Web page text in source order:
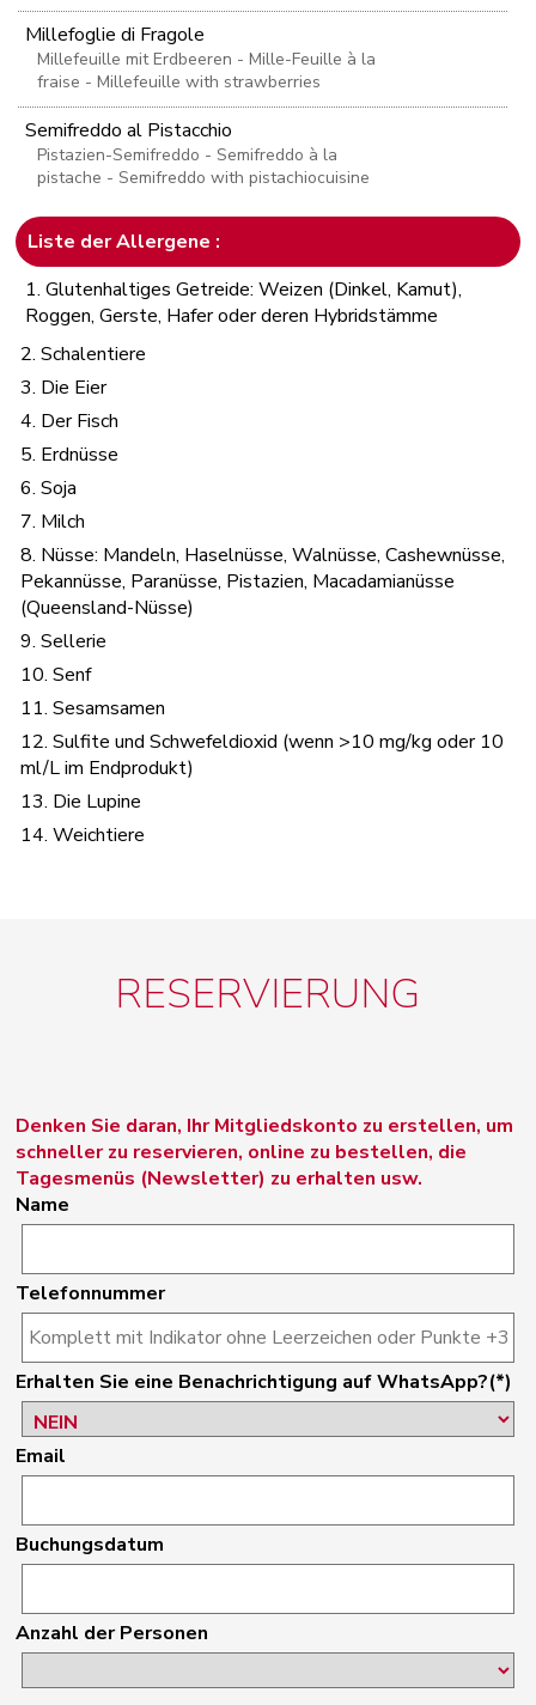
Millefoglie di Fragole
Millefeuille mit Erdbeeren - Mille-Feuille à la
fraise - Millefeuille with strawberries
Semifreddo al Pistacchio
Pistazien-Semifreddo - Semifreddo à la
pistache - Semifreddo with pistachiocuisine
Liste der Allergene :
1. Glutenhaltiges Getreide: Weizen (Dinkel, Kamut),
Roggen, Gerste, Hafer oder deren Hybridstämme
2. Schalentiere
3. Die Eier
4. Der Fisch
5. Erdnüsse
6. Soja
7. Milch
8. Nüsse: Mandeln, Haselnüsse, Walnüsse, Cashewnüsse,
Pekannüsse, Paranüsse, Pistazien, Macadamianüsse
(Queensland-Nüsse)
9. Sellerie
10. Senf
11. Sesamsamen
12. Sulfite und Schwefeldioxid (wenn >10 mg/kg oder 10
ml/L im Endprodukt)
13. Die Lupine
14. Weichtiere
RESERVIERUNG
Denken Sie daran, Ihr Mitgliedskonto zu erstellen, um
schneller zu reservieren, online zu bestellen, die
Tagesmenüs (Newsletter) zu erhalten usw.
Name
Telefonnummer
Erhalten Sie eine Benachrichtigung auf WhatsApp?(*)
Email
Buchungsdatum
Anzahl der Personen